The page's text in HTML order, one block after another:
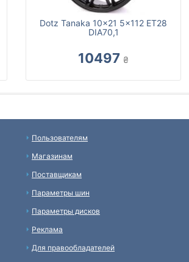
Dotz Tanaka 10x21 5x112 ET28
DIA70,1
10497 ₴
Пользователям
Магазинам
Поставщикам
Параметры шин
Параметры дисков
Реклама
Для правообладателей